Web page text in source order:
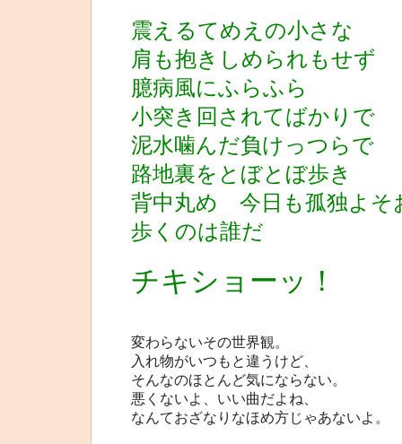
震えるてめえの小さな
肩も抱きしめられもせず
臆病風にふらふら
小突き回されてばかりで
泥水噛んだ負けっつらで
路地裏をとぼとぼ歩き
背中丸め 今日も孤独よ
歩くのは誰だ
チキショーッ！
変わらないその世界観。
入れ物がいつもと違うけど、
そんなのほとんど気にならない。
悪くないよ、いい曲だよね、
なんておざなりなほめ方じゃあないよ。